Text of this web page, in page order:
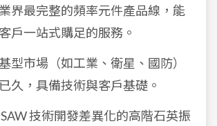
界最完整的頻率元件產品線，能
戶一站式購足的服務。
型市場（如工業、衛星、國防）
久，具備技術與客戶基礎。
技術開發差異化的高階石英振